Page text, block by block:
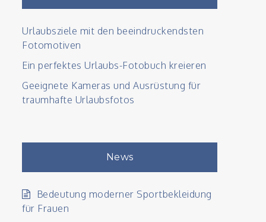
Urlaubsziele mit den beeindruckendsten
Fotomotiven
Ein perfektes Urlaubs-Fotobuch kreieren
Geeignete Kameras und Ausrüstung für
traumhafte Urlaubsfotos
News
Bedeutung moderner Sportbekleidung
für Frauen